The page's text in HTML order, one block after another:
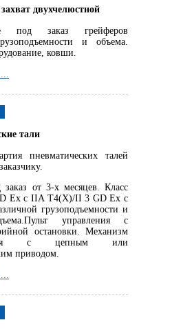
двухчелюстной
под заказ грейферов
и объема.
ковши.
тали
пневматических талей
заказ от 3-х месяцев. Класс
Ex c IIA T4(X)/II 3 GD Ex c
грузоподъемности и
управления с
остановки. Механизм
с цепным или
приводом.